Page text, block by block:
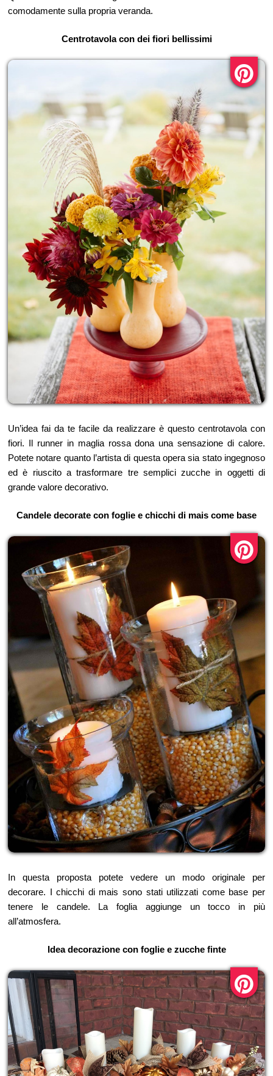
comodamente sulla propria veranda.
Centrotavola con dei fiori bellissimi
Un’idea fai da te facile da realizzare è questo centrotavola con
fiori. Il runner in maglia rossa dona una sensazione di calore.
Potete notare quanto l’artista di questa opera sia stato ingegnoso
ed è riuscito a trasformare tre semplici zucche in oggetti di
grande valore decorativo.
Candele decorate con foglie e chicchi di mais come base
In questa proposta potete vedere un modo originale per
decorare. I chicchi di mais sono stati utilizzati come base per
tenere le candele. La foglia aggiunge un tocco in più
all’atmosfera.
Idea decorazione con foglie e zucche finte